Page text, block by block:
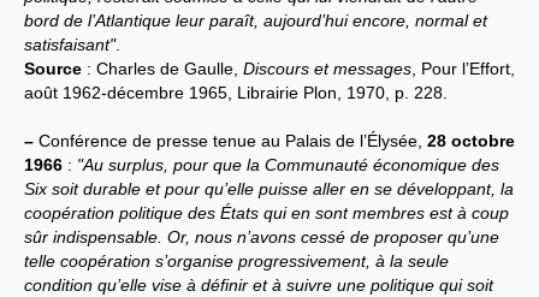
bord de l’Atlantique leur paraît, aujourd’hui encore, normal et
satisfaisant".
Source : Charles de Gaulle, Discours et messages , Pour l’Effort,
août 1962-décembre 1965, Librairie Plon, 1970, p. 228.
– Conférence de presse tenue au Palais de l’Élysée, 28 octobre
1966 : "Au surplus, pour que la Communauté économique des
Six soit durable et pour qu’elle puisse aller en se développant, la
coopération politique des États qui en sont membres est à coup
sûr indispensable. Or, nous n’avons cessé de proposer qu’une
telle coopération s’organise progressivement, à la seule
condition qu’elle vise à définir et à suivre une politique qui soit